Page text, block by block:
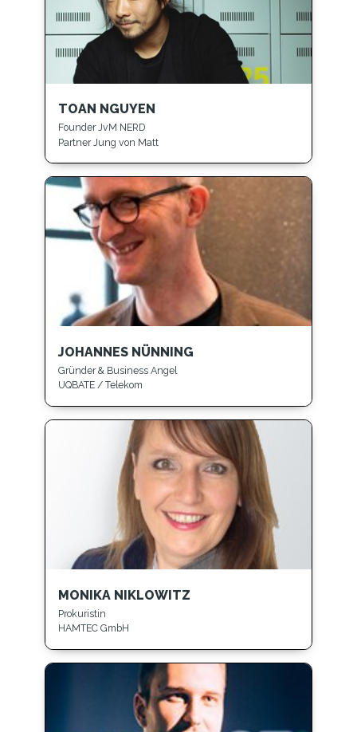
TOAN NGUYEN
Founder JvM NERD
Partner Jung von Matt
JOHANNES NÜNNING
Gründer & Business Angel
UQBATE / Telekom
MONIKA NIKLOWITZ
Prokuristin
HAMTEC GmbH